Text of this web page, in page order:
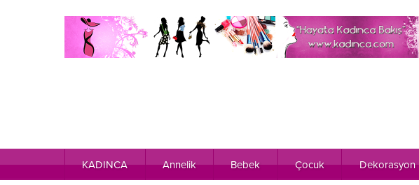
KADINCA Annelik Bebek Çocuk Dekorasyon